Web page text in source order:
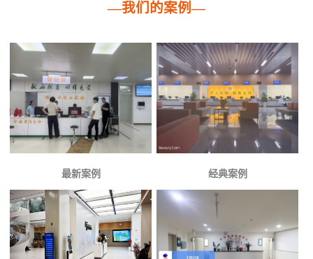
—我们的案例—
最新案例 经典案例